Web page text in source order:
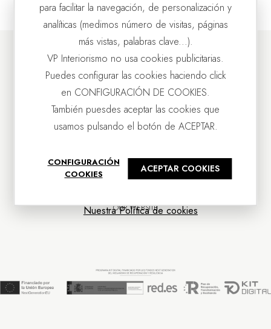
OUR COMPANY
CUSTOMER SERVICE
OUR WEBSITE
para facilitar la navegación, de personalización y
analíticas (medimos número de visitas, páginas
más vistas, palabras clave...).
VP Interiorismo no usa cookies publicitarias.
Puedes configurar las cookies haciendo click
en CONFIGURACIÓN DE COOKIES.
También puesdes aceptar las cookies que
usamos pulsando el botón de ACEPTAR.
CONFIGURACIÓN
COOKIES
ACEPTAR COOKIES
Nuestra Política de cookies